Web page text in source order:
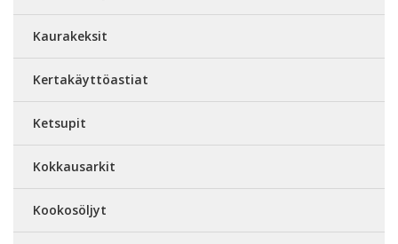
Kaurakeksit
Kertakäyttöastiat
Ketsupit
Kokkausarkit
Kookosöljyt